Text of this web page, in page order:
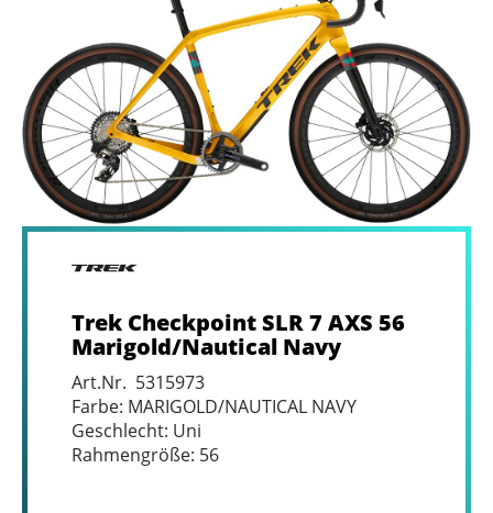
Trek Checkpoint SLR 7 AXS 56
Marigold/Nautical Navy
Art.Nr. 5315973
Farbe: MARIGOLD/NAUTICAL NAVY
Geschlecht: Uni
Rahmengröße: 56